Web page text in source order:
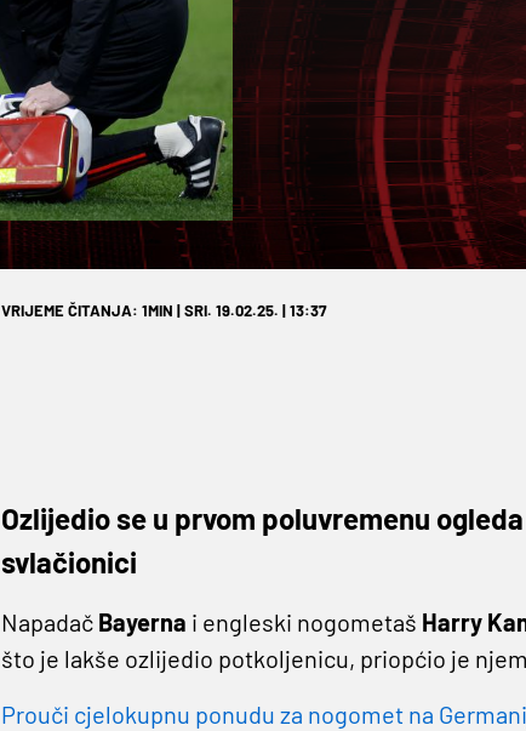
VRIJEME ČITANJA: 1MIN | SRI. 19.02.25. | 13:37
Ozlijedio se u prvom poluvremenu
svlačionici
Napadač Bayerna i engleski nogometaš Harry
što je lakše ozlijedio potkoljenicu, priopćio je
Prouči cjelokupnu ponudu za nogomet na